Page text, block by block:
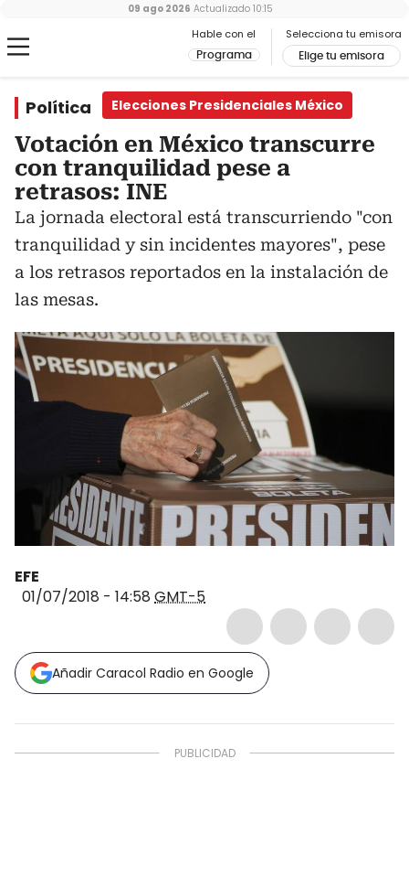
Hable con el
Programa
Selecciona tu emisora
Elige tu emisora
09 ago 2026 Actualizado 10:15
Política Elecciones Presidenciales México
Votación en México transcurre
con tranquilidad pese a
retrasos: INE
La jornada electoral está transcurriendo "con
tranquilidad y sin incidentes mayores", pese
a los retrasos reportados en la instalación de
las mesas.
EFE
01/07/2018 - 14:58 GMT-5
Añadir Caracol Radio en Google